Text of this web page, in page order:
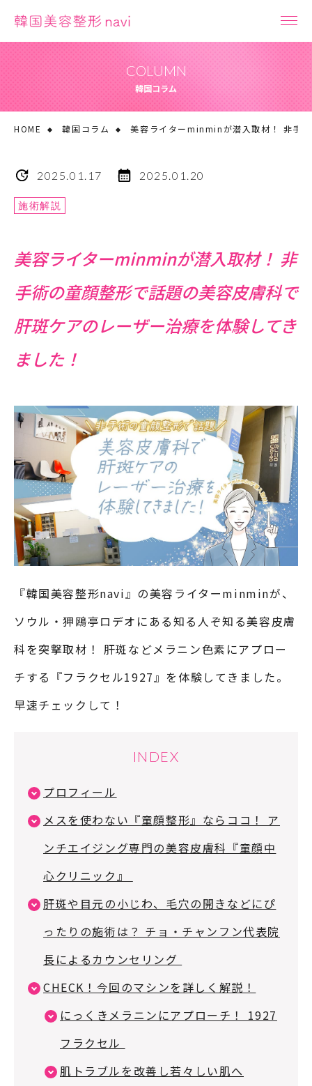
COLUMN
韓国コラム
HOME 韓国コラム 美容ライターminminが潜入取材！ 非手
2025.01.17 2025.01.20
施術解説
美容ライターminminが潜入取材！ 非
手術の童顔整形で話題の美容皮膚科で
肝斑ケアのレーザー治療を体験してき
ました！
『韓国美容整形navi』の美容ライターminminが、
ソウル・狎鴎亭ロデオにある知る人ぞ知る美容皮膚
科を突撃取材！ 肝斑などメラニン色素にアプロー
チする『フラクセル1927』を体験してきました。
早速チェックして！
INDEX
プロフィール
メスを使わない『童顔整形』ならココ！ ア
ンチエイジング専門の美容皮膚科『童顔中
心クリニック』
肝斑や目元の小じわ、毛穴の開きなどにぴ
ったりの施術は？ チョ・チャンフン代表院
長によるカウンセリング
CHECK！今回のマシンを詳しく解説！
にっくきメラニンにアプローチ！ 1927
フラクセル
肌トラブルを改善し若々しい肌へ